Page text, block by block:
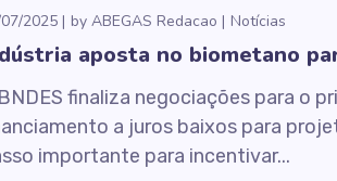
2025 by ABEGAS Redacao Notícias
aposta no biometano
finaliza negociações para o
a juros baixos para
importante para incentivar...